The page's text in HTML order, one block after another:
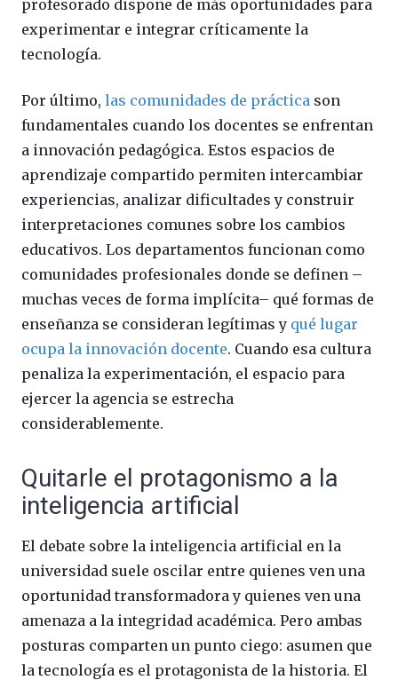
profesorado dispone de más oportunidades para
experimentar e integrar críticamente la
tecnología.
Por último, las comunidades de práctica son
fundamentales cuando los docentes se enfrentan
a innovación pedagógica. Estos espacios de
aprendizaje compartido permiten intercambiar
experiencias, analizar dificultades y construir
interpretaciones comunes sobre los cambios
educativos. Los departamentos funcionan como
comunidades profesionales donde se definen –
muchas veces de forma implícita– qué formas de
enseñanza se consideran legítimas y qué lugar
ocupa la innovación docente. Cuando esa cultura
penaliza la experimentación, el espacio para
ejercer la agencia se estrecha
considerablemente.
Quitarle el protagonismo a la
inteligencia artificial
El debate sobre la inteligencia artificial en la
universidad suele oscilar entre quienes ven una
oportunidad transformadora y quienes ven una
amenaza a la integridad académica. Pero ambas
posturas comparten un punto ciego: asumen que
la tecnología es el protagonista de la historia. El